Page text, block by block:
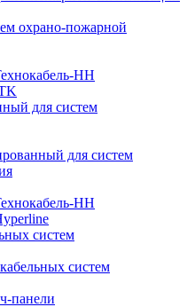
охрано-пожарной
НН
для систем
для систем
НН
систем
систем
панели